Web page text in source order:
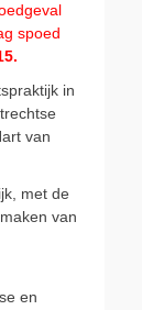
spoed
in
van
met de
van
en